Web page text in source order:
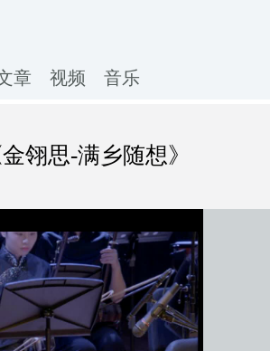
章 视频 音乐
翎思-满乡随想》